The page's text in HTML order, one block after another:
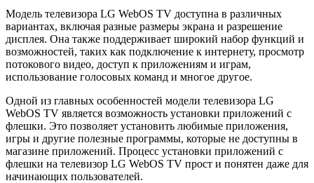
Модель телевизора LG WebOS TV доступна в различных
вариантах, включая разные размеры экрана и разрешение
дисплея. Она также поддерживает широкий набор функций и
возможностей, таких как подключение к интернету, просмотр
потокового видео, доступ к приложениям и играм,
использование голосовых команд и многое другое.
Одной из главных особенностей модели телевизора LG
WebOS TV является возможность установки приложений с
флешки. Это позволяет установить любимые приложения,
игры и другие полезные программы, которые не доступны в
магазине приложений. Процесс установки приложений с
флешки на телевизор LG WebOS TV прост и понятен даже для
начинающих пользователей.